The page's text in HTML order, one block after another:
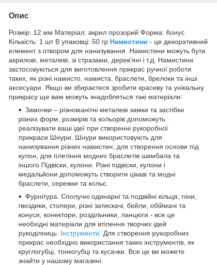
Опис
Розмір: 12 мм Матеріал: акрил прозорий Форма: Конус
Кількість: 1 шт В упаковці: 50 гр Намистини - це декоративний
елемент з отвором для нанизування. Намистини можуть бути
акрилові, металеві, зі стразами, дерев'яні і т.д. Намистини
застосовуються для виготовлення прикрас ручної роботи
таких, як різні намисто, намиста, браслети, брелоки та інші
аксесуари. Якщо ви збираєтеся зробити красиву та унікальну
прикрасу ще вам можуть знадобляться такі матеріали:
Замочки – різноманітні металеві замки та застібки
різних форм, розмірів та кольорів допоможуть
реалізувати ваші ідеї при створенні рукоробної
прикраси Шнури. Шнури використовують для
нанизування різних намистин, для створення основи під
кулон, для плетіння модних браслетів шамбала та
іншого Підвіски, кулони. Різні підвіски, кулони і
медальйони допоможуть створити цікаві та модні
браслети, сережки та кольє.
Фурнітура. Сполучні одинарні та подвійні кільця, піни,
гвоздики, стопери, різні затискачі, бейли, обіймачі та
конуси, конектори, роздільники, ланцюги - все це
необхідні матеріали для втілення творчих ідей
рукоділниць. Інструменти . Для створення рукоробних
прикрас необхідно використання таких інструментів, як
круглогубці, тонкогубці та кусачки. Все це ви можете
знайти у нашому магазині.